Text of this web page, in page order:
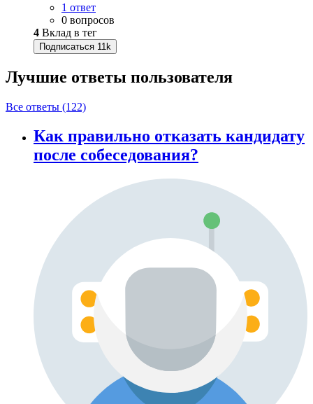
1 ответ
0 вопросов
4 Вклад в тег
Подписаться 11k
Лучшие ответы пользователя
Все ответы (122)
Как правильно отказать кандидату
после собеседования?